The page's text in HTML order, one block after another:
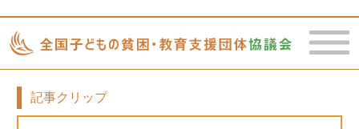
記事クリップ